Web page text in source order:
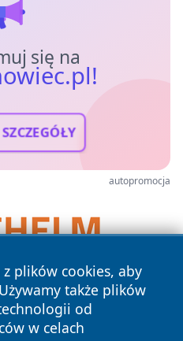
się na
autopromocja
plików cookies, aby
także plików
od
w celach